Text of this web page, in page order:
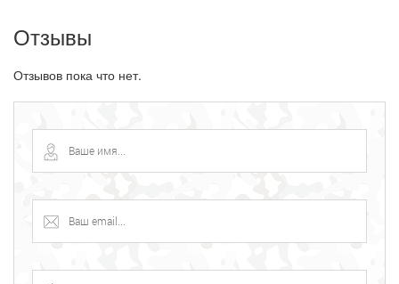
Отзывы
Отзывов пока что нет.